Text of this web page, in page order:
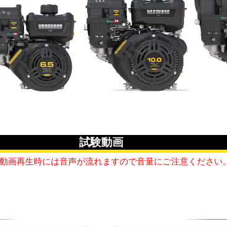
試験動画
画再生時には音声が流れますので音量にご注意ください。